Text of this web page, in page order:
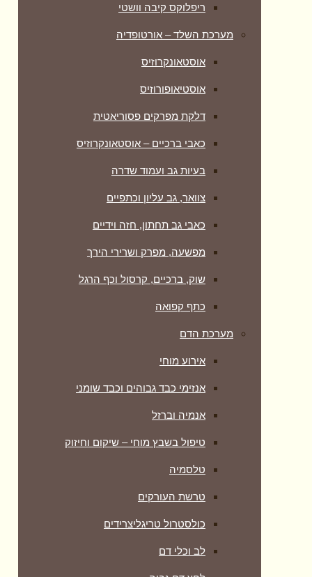
ריפלוקס קיבה וושטי
מערכת השלד – אורטופדיה
אוסטאונקרוזיס
אוסטיאופורוזיס
דלקת מפרקים פסוריאטית
כאבי ברכיים – אוסטאונקרוזיס
בעיות גב ועמוד שדרה
צוואר, גב עליון וכתפיים
כאבי גב תחתון, חזה וידיים
מפשעה, מפרק ושרירי הירך
שוק, ברכיים, קרסול וכף הרגל
כתף קפואה
מערכת הדם
אירוע מוחי
אנזימי כבד גבוהים וכבד שומני
אנמיה וברזל
טיפול בשבץ מוחי – שיקום וחיזוק
טלסמיה
טרשת העורקים
כולסטרול טריגליצרידים
לב וכלי דם